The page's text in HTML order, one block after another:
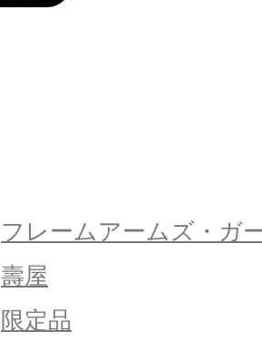
フレームアームズ・ガ
壽屋
限定品